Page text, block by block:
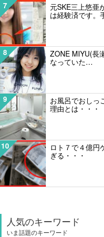
7
元SKE三上悠亜
は経験済です。
8
ZONE MIYU(長
なっていた…
9
お風呂でおしっ
理由とは・・・
10
ロト７で４億円
ぎる・・・
人気のキーワード
いま話題のキーワード